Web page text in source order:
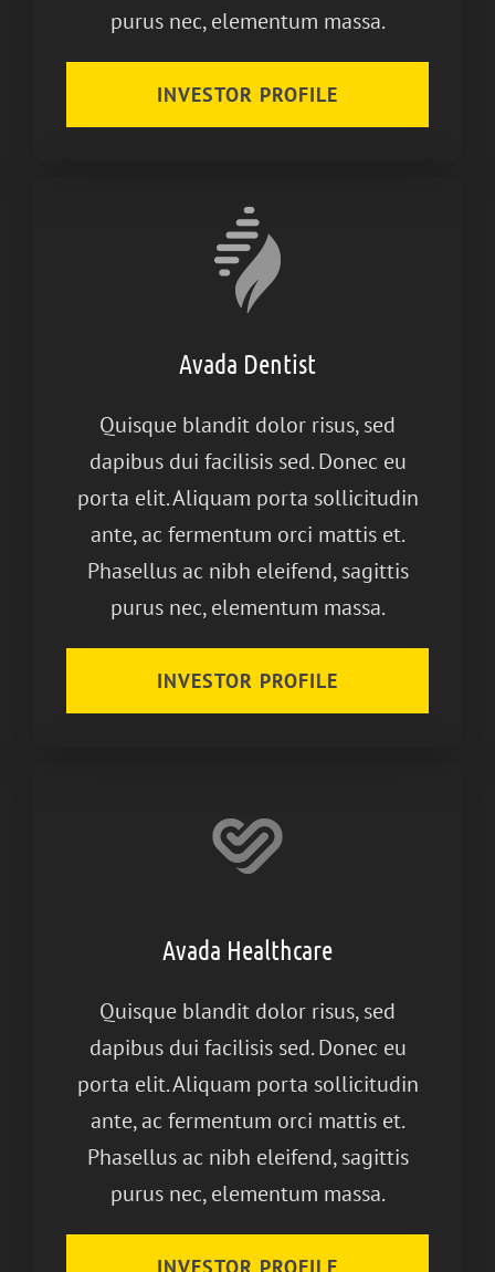
purus nec, elementum massa.
INVESTOR PROFILE
Avada Dentist
Quisque blandit dolor risus, sed
dapibus dui facilisis sed. Donec eu
porta elit. Aliquam porta sollicitudin
ante, ac fermentum orci mattis et.
Phasellus ac nibh eleifend, sagittis
purus nec, elementum massa.
INVESTOR PROFILE
Avada Healthcare
Quisque blandit dolor risus, sed
dapibus dui facilisis sed. Donec eu
porta elit. Aliquam porta sollicitudin
ante, ac fermentum orci mattis et.
Phasellus ac nibh eleifend, sagittis
purus nec, elementum massa.